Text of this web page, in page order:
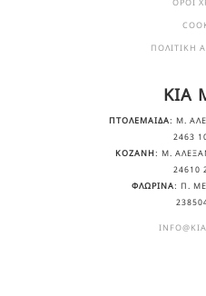
ΟΡΟΙ
ΠΟΛΙΤΙΚΗ
KIA
ΠΤΟΛΕΜΑΙΔΑ: Μ.
2463
ΚΟΖΑΝΗ: Μ.
24610
ΦΛΩΡΙΝΑ: Π.